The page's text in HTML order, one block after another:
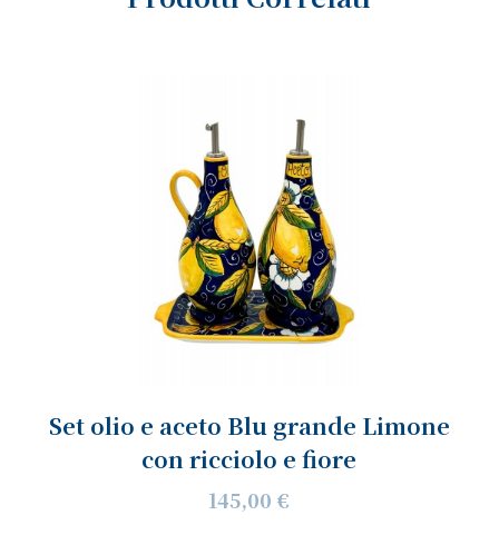
Set olio e aceto Blu grande Limone
con ricciolo e fiore
145,00 €